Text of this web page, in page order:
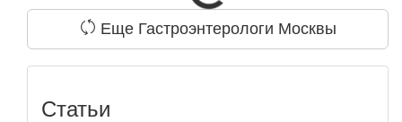
Еще Гастроэнтерологи Москвы
Статьи